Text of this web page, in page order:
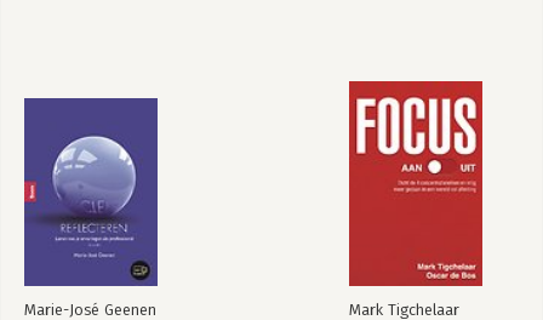
Marie-José Geenen Mark Tigchelaar